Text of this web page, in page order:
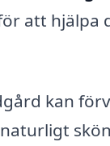
att hjälpa
kan